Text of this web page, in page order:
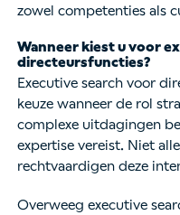
zowel competenties als
Wanneer kiest u voor
directeursfuncties?
Executive search voor
keuze wanneer de rol
complexe uitdagingen
expertise vereist. Niet
rechtvaardigen deze
Overweeg executive